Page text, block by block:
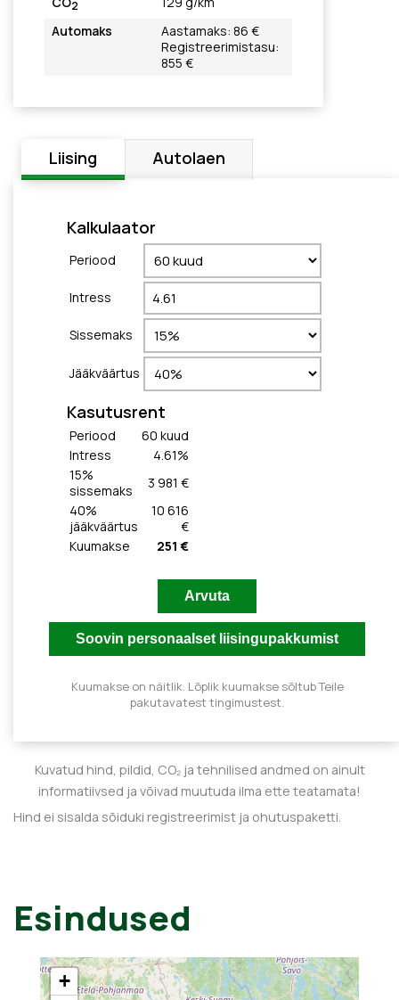
2
Automaks
Aastamaks: 86 €
Registreerimistasu:
855 €
Liising Autolaen
Kalkulaator
Periood
Intress
Sissemaks
Jääkväärtus
Kasutusrent
Periood 60 kuud
Intress
4.61%
15%
sissemaks
3 981 €
40%
jääkväärtus
10 616
€
Kuumakse
251 €
Kuumakse on näitlik. Lõplik kuumakse sõltub Teile
pakutavatest tingimustest.
Kuvatud hind, pildid, CO₂ ja tehnilised andmed on ainult
informatiivsed ja võivad muutuda ilma ette teatamata!
Hind ei sisalda sõiduki registreerimist ja ohutuspaketti.
Esindused
+